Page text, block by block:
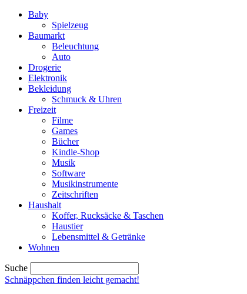
Baby
Spielzeug
Baumarkt
Beleuchtung
Auto
Drogerie
Elektronik
Bekleidung
Schmuck & Uhren
Freizeit
Filme
Games
Bücher
Kindle-Shop
Musik
Software
Musikinstrumente
Zeitschriften
Haushalt
Koffer, Rucksäcke & Taschen
Haustier
Lebensmittel & Getränke
Wohnen
Suche
Schnäppchen finden leicht gemacht!